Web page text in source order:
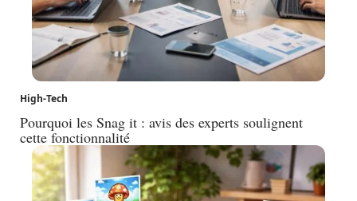
High-Tech
Pourquoi les Snag it : avis des experts soulignent
cette fonctionnalité